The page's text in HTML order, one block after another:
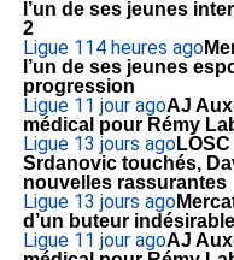
l’un de ses jeunes
2
Ligue 114 heures ago
l’un de ses jeunes
progression
Ligue 11 jour agoAJ
médical pour Rémy
Ligue 13 jours ago
Srdanovic touchés,
nouvelles rassurantes
Ligue 13 jours ago
d’un buteur indésirable
Ligue 11 jour agoAJ